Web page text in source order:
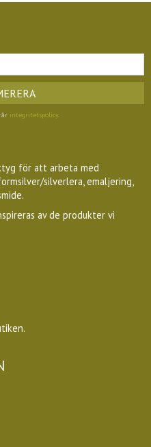
integritetspolicy.
för att arbeta med
silverlera, emaljering,
av de produkter vi